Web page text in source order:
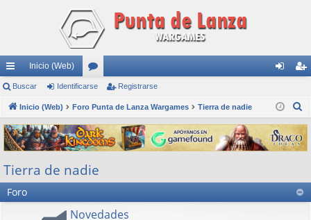
nl
ac
es
rá
pi
do
Inicio (Web)
or
os nti
fic
ar
ist
ra
rs
Buscar Identificarse Registrarse
Inicio (Web) Foro Punta de Lanza Wargames Tierra de nadie
s
c
r
Tierra de nadie
Foro
Novedades